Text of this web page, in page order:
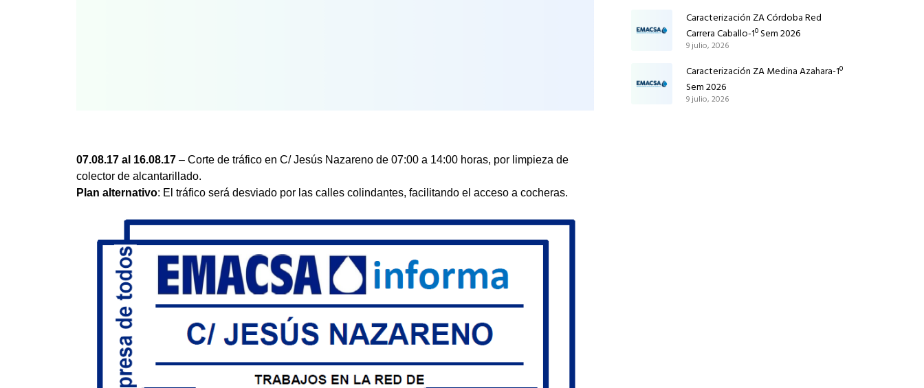
07.08.17 al 16.08.17 – Corte de tráfico en C/ Jesús Nazareno de 07:00 a 14:00 horas, por limpieza de
colector de alcantarillado.
Plan alternativo: El tráfico será desviado por las calles colindantes, facilitando el acceso a cocheras.
Caracterización ZA Córdoba Red
Carrera Caballo-1º Sem 2026
9 julio, 2026
Caracterización ZA Medina Azahara-1º
Sem 2026
9 julio, 2026